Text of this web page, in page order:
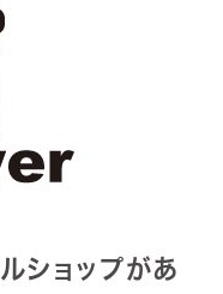
ショップがあ